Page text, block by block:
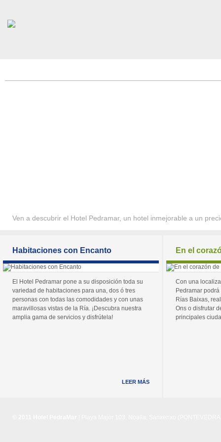
Ven a descubrir el Hotel Pedramar, un hotel inmejorable a un
Habitaciones con Encanto
El Hotel Pedramar pone a su disposición toda su
variedad de habitaciones para una, dos ó tres
personas con todas las comodidades y con unas
maravillosas vistas de la Ría. ¡Descubra nuestra
amplia gama de servicios y disfrútela!
LEER MÁS
En el
Con una
Pedramar
Rías Baixas,
Ons o disfrutar
principales